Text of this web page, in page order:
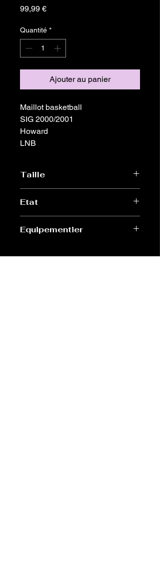
99,99 €Prix
Quantité *
Ajouter au panier
Maillot basketball
SIG 2000/2001
Howard
LNB
Taille
Etat
Equipementier